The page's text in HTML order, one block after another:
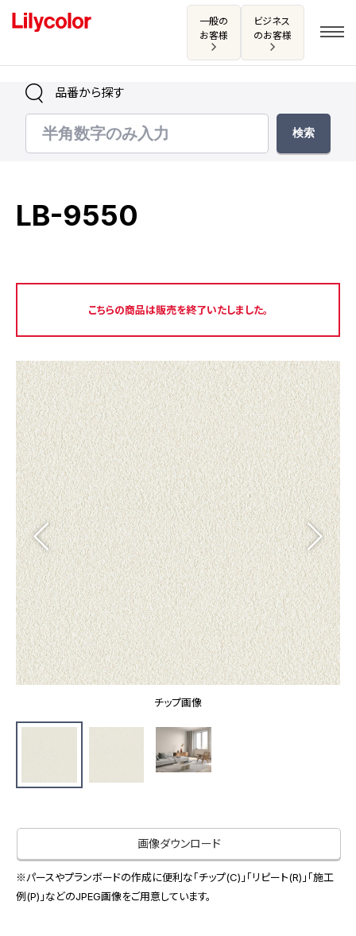
一般の
お客様
ビジネス
のお客様
ログイン・新規会員登録
お気に入り
カーテン
床材
ブランド・コレクション
Lilycolor Coordinate 着せ替えシミュレーション
カタログ一覧 トップ
壁紙
カーテン
床材
サステナブル商品
ノンワックス床タイル
壁紙機能性ガイド
施工事例
施工事例 トップ
医療・福祉施設
ホテル・オフィス・店舗
モデルハウス
新築戸建・マンション
#リリカラのある暮らし
リリカラノート
ショールーム
ショールーム トップ
東京ショールーム
大阪ショールーム
福岡ショールーム
横浜ショールーム
広島ショールーム
仙台ショールーム
お客様サポート
お客様サポート トップ
資料ダウンロード
画像ダウンロード
動画一覧
サンプル・カタログ請求／お問い合わせ（ビジネスのお客様）
よくあるご質問
非住宅案件に関するお問い合わせ
ファシリティソリューション事業
不動産投資開発事業
会社情報
IR情報
採用情報
品番から探す
LB-9550
こちらの商品は販売を終了いたしました。
チップ画像
画像ダウンロード
※パースやプランボードの作成に便利な「チップ(C)」「リピート(R)」「施工
例(P)」などのJPEG画像をご用意しています。